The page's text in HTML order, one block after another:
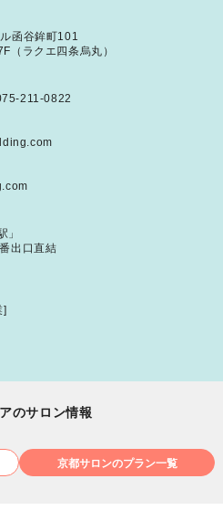
函谷鉾町101
（ラクエ四条烏丸）
211-0822
」
出口直結
]
のサロン情報
京都サロンのプラン一覧